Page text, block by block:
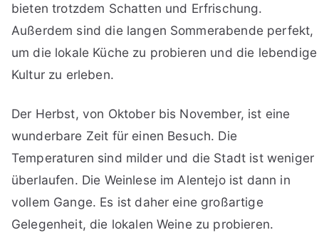
bieten trotzdem Schatten und Erfrischung.
Außerdem sind die langen Sommerabende perfekt,
um die lokale Küche zu probieren und die lebendige
Kultur zu erleben.
Der Herbst, von Oktober bis November, ist eine
wunderbare Zeit für einen Besuch. Die
Temperaturen sind milder und die Stadt ist weniger
überlaufen. Die Weinlese im Alentejo ist dann in
vollem Gange. Es ist daher eine großartige
Gelegenheit, die lokalen Weine zu probieren.